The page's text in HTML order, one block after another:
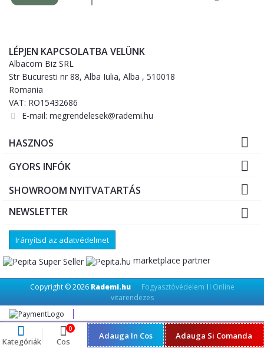
LÉPJEN KAPCSOLATBA VELÜNK
Albacom Biz SRL
Str Bucuresti nr 88, Alba Iulia, Alba , 510018
Romania
VAT: RO15432686
E-mail: megrendelesek@rademi.hu
HASZNOS 
GYORS INFÓK 
SHOWROOM NYITVATARTÁS 
NEWSLETTER 
Irányítsd az adatvédelmet
marketplace partner
Copyright © 2026 Rademi.hu Fogyasztóvédelem || Online
vitarendezes
Kategóriák
0
Cos
Adauga In Cos Adauga Si Comanda